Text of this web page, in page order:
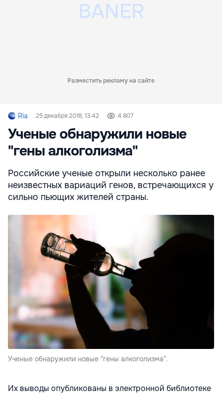
Разместить рекламу на сайте
Ria 25 декабря 2018, 13:42 4 807
Ученые обнаружили новые
"гены алкоголизма"
Российские ученые открыли несколько ранее
неизвестных вариаций генов, встречающихся у
сильно пьющих жителей страны.
Ученые обнаружили новые "гены алкоголизма".
Их выводы опубликованы в электронной библиотеке